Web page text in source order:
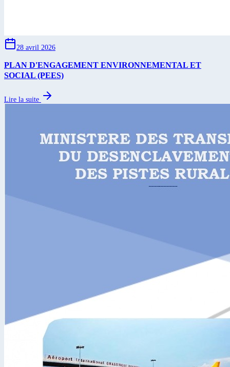
28 avril 2026
PLAN D'ENGAGEMENT ENVIRONNEMENTAL ET
SOCIAL (PEES)
Lire la suite